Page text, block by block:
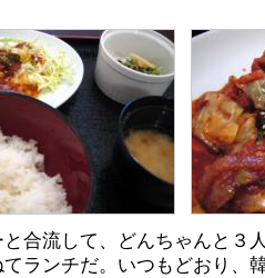
と合流して、どんちゃんと３
ランチだ。いつもどおり、